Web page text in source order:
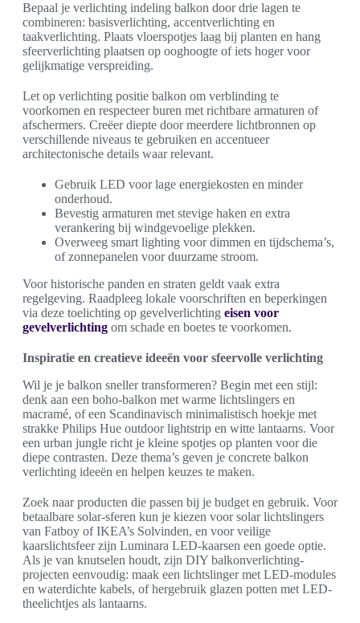
Bepaal je verlichting indeling balkon door drie lagen te
combineren: basisverlichting, accentverlichting en
taakverlichting. Plaats vloerspotjes laag bij planten en hang
sfeerverlichting plaatsen op ooghoogte of iets hoger voor
gelijkmatige verspreiding.
Let op verlichting positie balkon om verblinding te
voorkomen en respecteer buren met richtbare armaturen of
afschermers. Creëer diepte door meerdere lichtbronnen op
verschillende niveaus te gebruiken en accentueer
architectonische details waar relevant.
Gebruik LED voor lage energiekosten en minder
onderhoud.
Bevestig armaturen met stevige haken en extra
verankering bij windgevoelige plekken.
Overweeg smart lighting voor dimmen en tijdschema’s,
of zonnepanelen voor duurzame stroom.
Voor historische panden en straten geldt vaak extra
regelgeving. Raadpleeg lokale voorschriften en beperkingen
via deze toelichting op gevelverlichting eisen voor
gevelverlichting om schade en boetes te voorkomen.
Inspiratie en creatieve ideeën voor sfeervolle verlichting
Wil je je balkon sneller transformeren? Begin met een stijl:
denk aan een boho-balkon met warme lichtslingers en
macramé, of een Scandinavisch minimalistisch hoekje met
strakke Philips Hue outdoor lightstrip en witte lantaarns. Voor
een urban jungle richt je kleine spotjes op planten voor die
diepe contrasten. Deze thema’s geven je concrete balkon
verlichting ideeën en helpen keuzes te maken.
Zoek naar producten die passen bij je budget en gebruik. Voor
betaalbare solar-sferen kun je kiezen voor solar lichtslingers
van Fatboy of IKEA’s Solvinden, en voor veilige
kaarslichtsfeer zijn Luminara LED-kaarsen een goede optie.
Als je van knutselen houdt, zijn DIY balkonverlichting-
projecten eenvoudig: maak een lichtslinger met LED-modules
en waterdichte kabels, of hergebruik glazen potten met LED-
theelichtjes als lantaarns.